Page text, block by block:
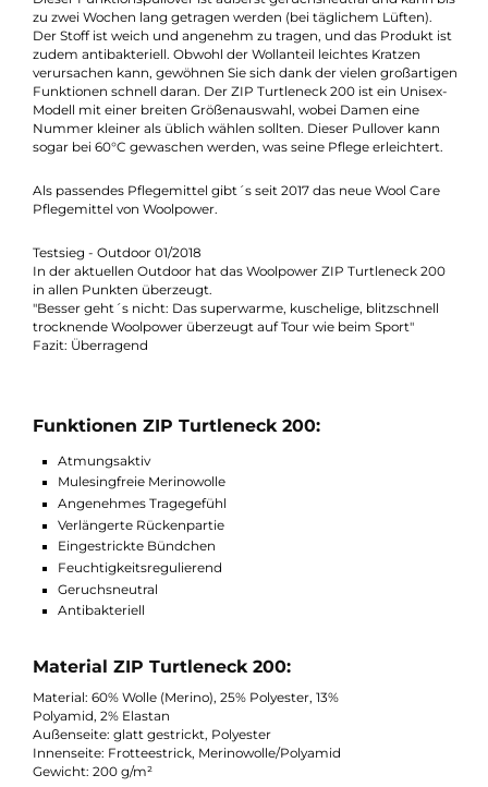
Gewichts an Flüssigkeit aufnehmen kann, ohne ihre
zu beeinträchtigen. Das wärmende Gefühl bleibt selbst bei
erhalten, und Sie fühlen sich in jeder Situation wohl. Weitere
großartige Eigenschaften des ZIP Turtleneck 200 sind seine
Atmungsaktivität sowie die Temperatur- und
Feuchtigkeitsregulierung, die für ein angenehmes Klima unter
dem Pullover sorgen.
Dieser Funktionspullover ist äußerst geruchsneutral und kann
zu zwei Wochen lang getragen werden (bei täglichem Lüften).
zudem antibakteriell. Obwohl der Wollanteil leichtes Kratzen
verursachen kann, gewöhnen Sie sich dank der vielen
Funktionen schnell daran. Der ZIP Turtleneck 200 ist ein
Modell mit einer breiten Größenauswahl, wobei Damen eine
Nummer kleiner als üblich wählen sollten. Dieser Pullover kann
sogar bei 60°C gewaschen werden, was seine Pflege
Pflegemittel von Woolpower.
Testsieg - Outdoor 01/2018
In der aktuellen Outdoor hat das Woolpower ZIP Turtleneck
in allen Punkten überzeugt.
"Besser geht´s nicht: Das superwarme, kuschelige, blitzschnell
trocknende Woolpower überzeugt auf Tour wie beim Sport"
Fazit: Überragend
Funktionen ZIP Turtleneck 200:
Atmungsaktiv
Mulesingfreie Merinowolle
Angenehmes Tragegefühl
Verlängerte Rückenpartie